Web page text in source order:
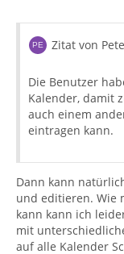
Zitat von
Die Benutzer
Kalender, damit
auch einem
eintragen kann.
Dann kann
und editieren. Wie
kann kann ich
mit
auf alle Kalender